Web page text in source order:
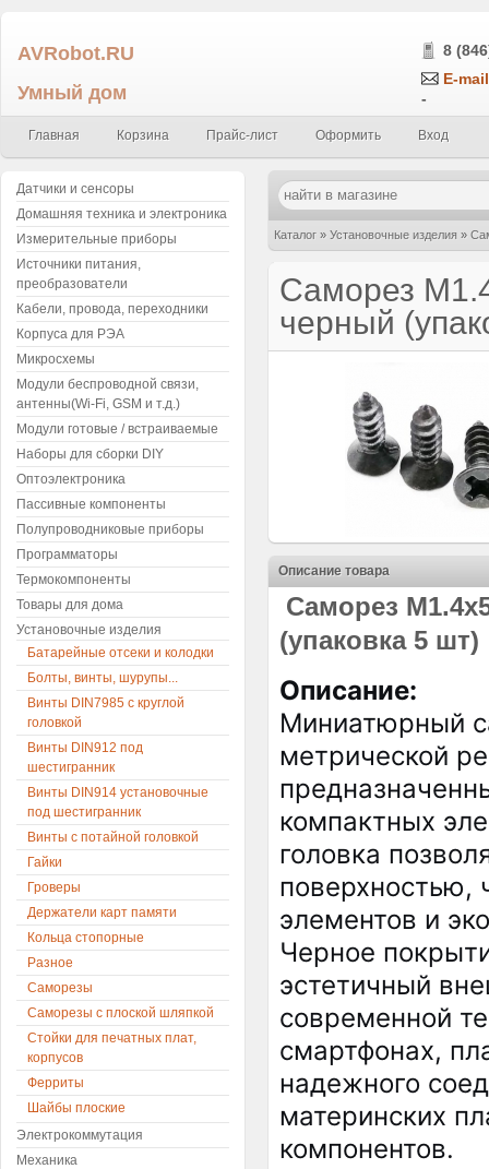
AVRobot.RU
Умный дом
8
E-
-
Главная Корзина Прайс-лист Оформить Вход
Каталог » Установочные изделия »
Саморез
черный
Описание товара
Саморез
(упаковка 5 шт)
Описание:
Миниатюрный
метрической
компактных
головка
поверхностью,
элементов и
Черное
эстетичный
современной
смартфонах,
надежного
материнских
компонентов.
Датчики и сенсоры
Домашняя техника и электроника
Измерительные приборы
Источники питания,
преобразователи
Кабели, провода, переходники
Корпуса для РЭА
Микросхемы
Модули беспроводной связи,
антенны(Wi-Fi, GSM и т.д.)
Модули готовые / встраиваемые
Наборы для сборки DIY
Оптоэлектроника
Пассивные компоненты
Полупроводниковые приборы
Программаторы
Термокомпоненты
Товары для дома
Установочные изделия
Батарейные отсеки и колодки
Болты, винты, шурупы...
Винты DIN7985 с круглой
головкой
Винты DIN912 под
шестигранник
Винты DIN914 установочные
под шестигранник
Винты с потайной головкой
Гайки
Гроверы
Держатели карт памяти
Кольца стопорные
Разное
Саморезы
Саморезы с плоской шляпкой
Стойки для печатных плат,
корпусов
Ферриты
Шайбы плоские
Электрокоммутация
Механика